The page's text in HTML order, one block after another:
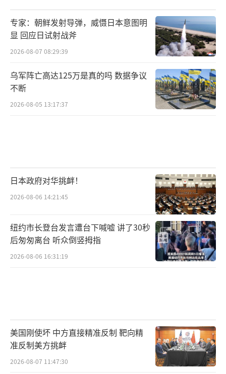
专家：朝鲜发射导弹，威慑日本意图明
显 回应日试射战斧
2026-08-07 08:29:39
乌军阵亡高达125万是真的吗 数据争议
不断
2026-08-05 13:17:37
日本政府对华挑衅！
2026-08-06 14:21:45
纽约市长登台发言遭台下喊嘘 讲了30秒
后匆匆离台 听众倒竖拇指
2026-08-06 16:31:19
美国刚使坏 中方直接精准反制 靶向精
准反制美方挑衅
2026-08-07 11:47:30